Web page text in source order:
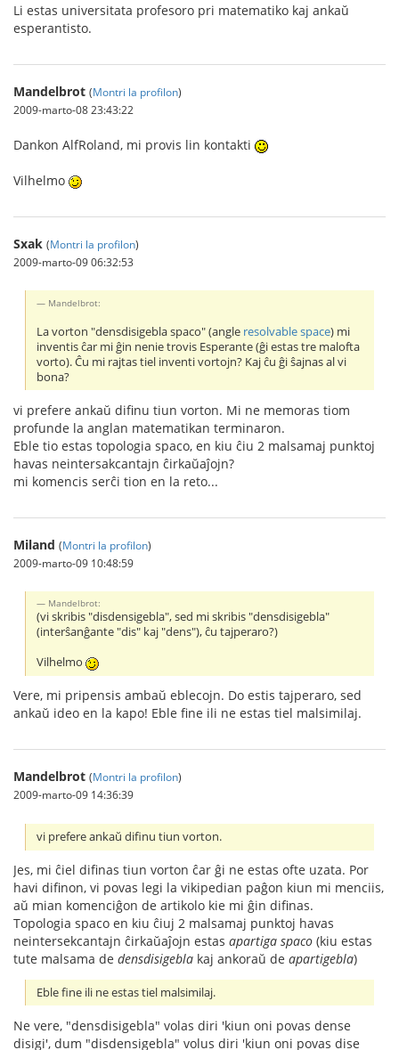
Li estas universitata profesoro pri matematiko kaj ankaŭ
esperantisto.
Mandelbrot (Montri la profilon)
2009-marto-08 23:43:22
Dankon AlfRoland, mi provis lin kontakti
Vilhelmo
Sxak (Montri la profilon)
2009-marto-09 06:32:53
Mandelbrot:
La vorton "densdisigebla spaco" (angle resolvable space) mi
inventis ĉar mi ĝin nenie trovis Esperante (ĝi estas tre malofta
vorto). Ĉu mi rajtas tiel inventi vortojn? Kaj ĉu ĝi ŝajnas al vi
bona?
vi prefere ankaŭ difinu tiun vorton. Mi ne memoras tiom
profunde la anglan matematikan terminaron.
Eble tio estas topologia spaco, en kiu ĉiu 2 malsamaj punktoj
havas neintersakcantajn ĉirkaŭaĵojn?
mi komencis serĉi tion en la reto...
Miland (Montri la profilon)
2009-marto-09 10:48:59
Mandelbrot:
(vi skribis "disdensigebla", sed mi skribis "densdisigebla"
(interŝanĝante "dis" kaj "dens"), ĉu tajperaro?)
Vilhelmo
Vere, mi pripensis ambaŭ eblecojn. Do estis tajperaro, sed
ankaŭ ideo en la kapo! Eble fine ili ne estas tiel malsimilaj.
Mandelbrot (Montri la profilon)
2009-marto-09 14:36:39
vi prefere ankaŭ difinu tiun vorton.
Jes, mi ĉiel difinas tiun vorton ĉar ĝi ne estas ofte uzata. Por
havi difinon, vi povas legi la vikipedian paĝon kiun mi menciis,
aŭ mian komenciĝon de artikolo kie mi ĝin difinas.
Topologia spaco en kiu ĉiuj 2 malsamaj punktoj havas
neintersekcantajn ĉirkaŭaĵojn estas apartiga spaco (kiu estas
tute malsama de densdisigebla kaj ankoraŭ de apartigebla)
Eble fine ili ne estas tiel malsimilaj.
Ne vere, "densdisigebla" volas diri 'kiun oni povas dense
disigi', dum "disdensigebla" volus diri 'kiun oni povas dise